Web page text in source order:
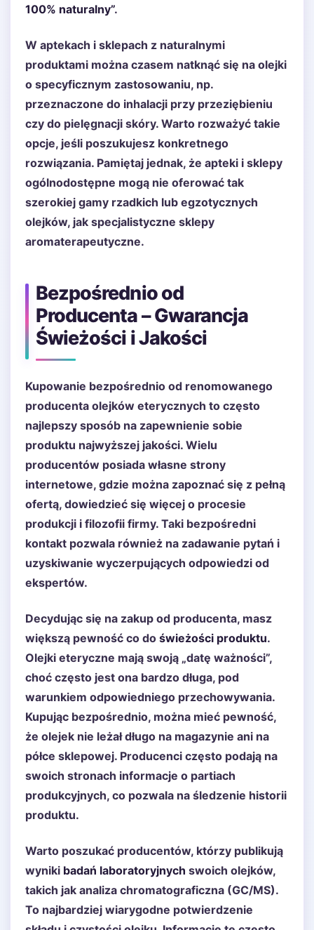
100% naturalny”.
W aptekach i sklepach z naturalnymi
produktami można czasem natknąć się na olejki
o specyficznym zastosowaniu, np.
przeznaczone do inhalacji przy przeziębieniu
czy do pielęgnacji skóry. Warto rozważyć takie
opcje, jeśli poszukujesz konkretnego
rozwiązania. Pamiętaj jednak, że apteki i sklepy
ogólnodostępne mogą nie oferować tak
szerokiej gamy rzadkich lub egzotycznych
olejków, jak specjalistyczne sklepy
aromaterapeutyczne.
Bezpośrednio od
Producenta – Gwarancja
Świeżości i Jakości
Kupowanie bezpośrednio od renomowanego
producenta olejków eterycznych to często
najlepszy sposób na zapewnienie sobie
produktu najwyższej jakości. Wielu
producentów posiada własne strony
internetowe, gdzie można zapoznać się z pełną
ofertą, dowiedzieć się więcej o procesie
produkcji i filozofii firmy. Taki bezpośredni
kontakt pozwala również na zadawanie pytań i
uzyskiwanie wyczerpujących odpowiedzi od
ekspertów.
Decydując się na zakup od producenta, masz
większą pewność co do świeżości produktu.
Olejki eteryczne mają swoją „datę ważności”,
choć często jest ona bardzo długa, pod
warunkiem odpowiedniego przechowywania.
Kupując bezpośrednio, można mieć pewność,
że olejek nie leżał długo na magazynie ani na
półce sklepowej. Producenci często podają na
swoich stronach informacje o partiach
produkcyjnych, co pozwala na śledzenie historii
produktu.
Warto poszukać producentów, którzy publikują
wyniki badań laboratoryjnych swoich olejków,
takich jak analiza chromatograficzna (GC/MS).
To najbardziej wiarygodne potwierdzenie